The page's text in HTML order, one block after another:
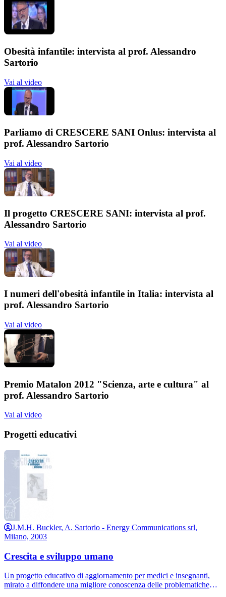
Obesità infantile: intervista al prof. Alessandro
Sartorio
Vai al video
Parliamo di CRESCERE SANI Onlus: intervista al
prof. Alessandro Sartorio
Vai al video
Il progetto CRESCERE SANI: intervista al prof.
Alessandro Sartorio
Vai al video
I numeri dell'obesità infantile in Italia: intervista al
prof. Alessandro Sartorio
Vai al video
Premio Matalon 2012 "Scienza, arte e cultura" al
prof. Alessandro Sartorio
Vai al video
Progetti educativi
J.M.H. Buckler, A. Sartorio - Energy Communications srl,
Milano, 2003
Crescita e sviluppo umano
Un progetto educativo di aggiornamento per medici e insegnanti,
mirato a diffondere una migliore conoscenza delle problematiche